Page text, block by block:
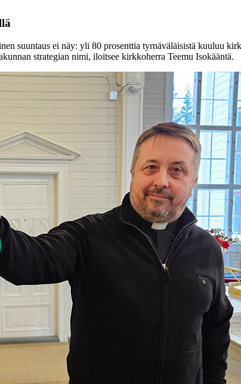
suuntaus ei näy: yli 80 prosenttia tyrnäväläisistä kuuluu
strategian nimi, iloitsee kirkkoherra Teemu Isokääntä.